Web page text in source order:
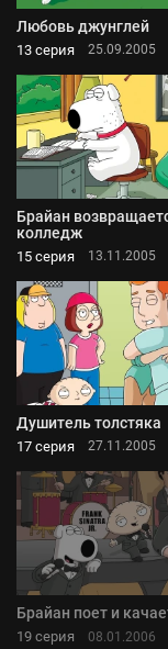
Любовь джунглей
13 серия 25.09.2005
Брайан
колледж
15 серия 13.11.2005
Душитель толстяка
17 серия 27.11.2005
Брайан поет и
19 серия 08.01.2006